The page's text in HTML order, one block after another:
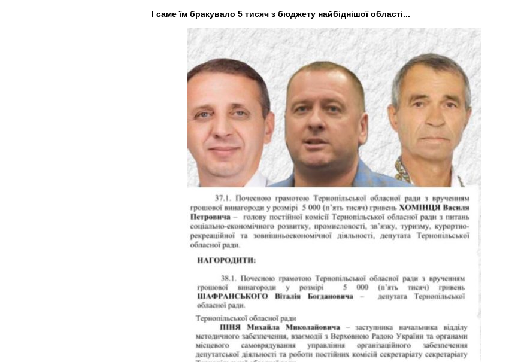
І саме їм бракувало 5 тисяч з бюджету найбіднішої області...